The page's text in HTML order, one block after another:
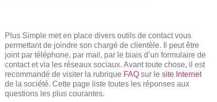
Plus Simple met en place divers outils de contact vous
permettant de joindre son chargé de clientèle. Il peut être
joint par téléphone, par mail, par le biais d’un formulaire de
contact et via les réseaux sociaux. Avant toute chose, il est
recommandé de visiter la rubrique FAQ sur le site Internet
de la société. Cette page liste toutes les réponses aux
questions les plus courantes.